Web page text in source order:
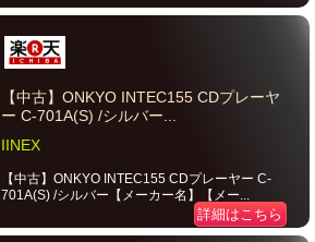
【中古】ONKYO INTEC155 CDプレーヤ
ー C-701A(S) /シルバー...
IINEX
【中古】ONKYO INTEC155 CDプレーヤー C-
701A(S) /シルバー【メーカー名】【メー...
詳細はこちら